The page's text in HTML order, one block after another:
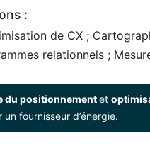
:
de CX ;
relationnels ;
du positionnementet
fournisseur d’énergie.